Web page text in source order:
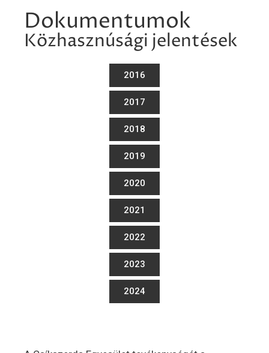
Dokumentumok
Közhasznúsági jelentések
2016
2017
2018
2019
2020
2021
2022
2023
2024